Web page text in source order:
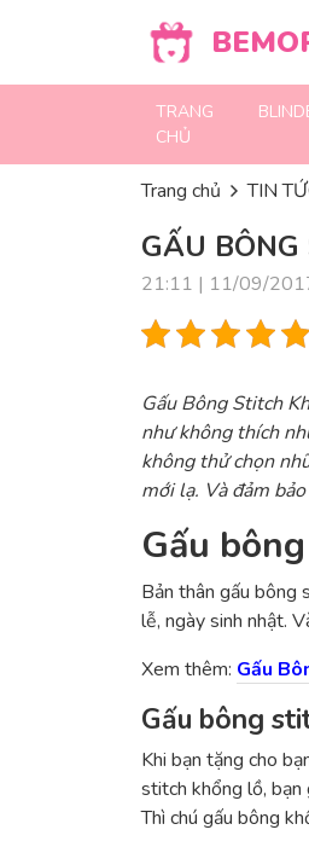
TRANG
CHỦ
Trang chủ TIN
GẤU
21:11 | 11/09/
Gấu Bông Stitch
như không thích
không thử chọn
mới lạ. Và đảm
Gấu
Bản thân gấu bông
lễ, ngày sinh nhật.
Xem thêm: Gấu
Gấu bông
Khi bạn tặng cho
stitch khổng lồ, bạn
Thì chú gấu bông